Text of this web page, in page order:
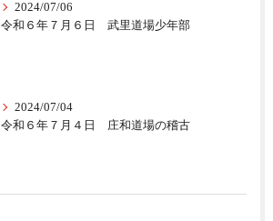
2024/07/06
令和６年７月６日 武里道場少年部
2024/07/04
令和６年７月４日 庄和道場の稽古